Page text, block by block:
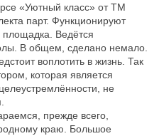
«Уютный класс» от ТМ
парт. Функционируют
площадка. Ведётся
В общем, сделано немало.
воплотить в жизнь. Так
которая является
не
прежде всего,
краю. Большое